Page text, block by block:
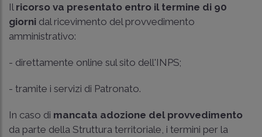
Il ricorso va presentato entro il termine di 90
giorni dal ricevimento del provvedimento
amministrativo:
- direttamente online sul sito dell'INPS;
- tramite i servizi di Patronato.
In caso di mancata adozione del provvedimento
da parte della Struttura territoriale, i termini per la